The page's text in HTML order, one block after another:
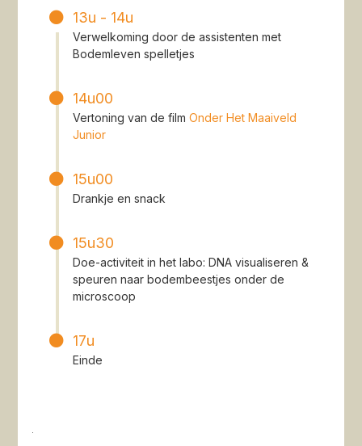
13u - 14u
Verwelkoming door de assistenten met
Bodemleven spelletjes
14u00
Vertoning van de filmOnder Het Maaiveld
Junior
15u00
Drankje en snack
15u30
Doe-activiteit in het labo: DNA visualiseren &
speuren naar bodembeestjes onder de
microscoop
17u
Einde